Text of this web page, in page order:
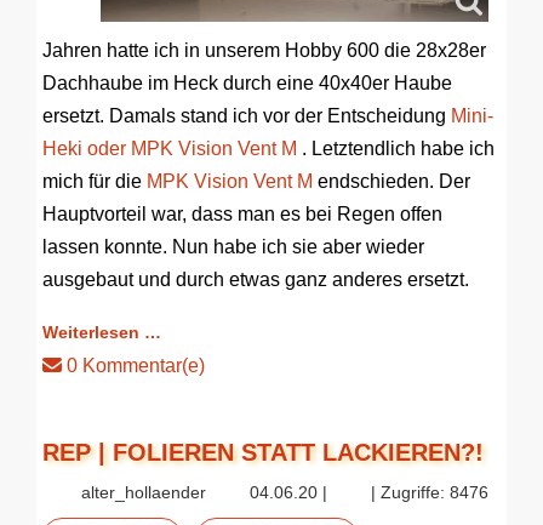
Jahren hatte ich in unserem Hobby 600 die 28x28er
Dachhaube im Heck durch eine 40x40er Haube
ersetzt. Damals stand ich vor der Entscheidung Mini-
Heki oder MPK Vision Vent M . Letztendlich habe ich
mich für die MPK Vision Vent M endschieden. Der
Hauptvorteil war, dass man es bei Regen offen
lassen konnte. Nun habe ich sie aber wieder
ausgebaut und durch etwas ganz anderes ersetzt.
Weiterlesen …
0 Kommentar(e)
REP | FOLIEREN STATT LACKIEREN?!
alter_hollaender 04.06.20 | | Zugriffe: 8476